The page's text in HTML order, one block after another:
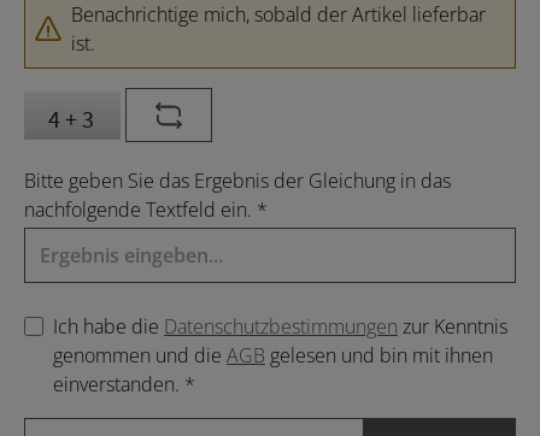
Benachrichtige mich, sobald der Artikel lieferbar
ist.
Bitte geben Sie das Ergebnis der Gleichung in das
nachfolgende Textfeld ein. *
Ich habe die Datenschutzbestimmungen zur Kenntnis
genommen und die AGB gelesen und bin mit ihnen
einverstanden. *